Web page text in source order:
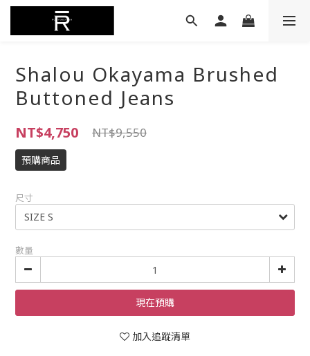
Shalou Okayama Brushed
Buttoned Jeans
NT$4,750 NT$9,550
預購商品
尺寸
數量
現在預購
加入追蹤清單